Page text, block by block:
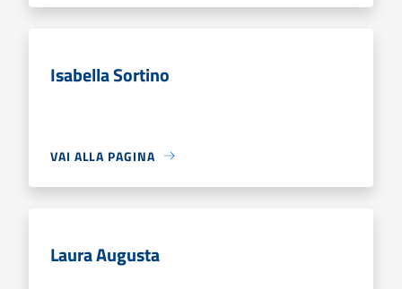
Isabella Sortino
VAI ALLA PAGINA
Laura Augusta